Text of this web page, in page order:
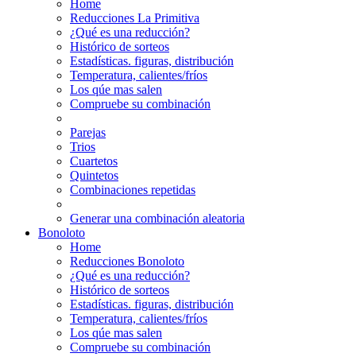
Home
Reducciones La Primitiva
¿Qué es una reducción?
Histórico de sorteos
Estadísticas. figuras, distribución
Temperatura, calientes/fríos
Los qúe mas salen
Compruebe su combinación
Parejas
Trios
Cuartetos
Quintetos
Combinaciones repetidas
Generar una combinación aleatoria
Bonoloto
Home
Reducciones Bonoloto
¿Qué es una reducción?
Histórico de sorteos
Estadísticas. figuras, distribución
Temperatura, calientes/fríos
Los qúe mas salen
Compruebe su combinación